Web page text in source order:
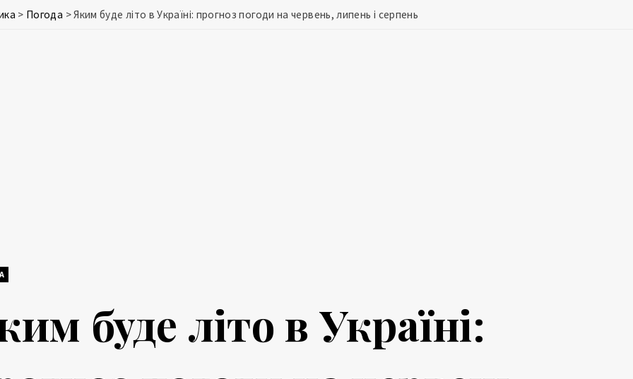
> Погода >Яким буде літо в Україні: прогноз погоди на червень, липень і серпень
буде літо в Україні: